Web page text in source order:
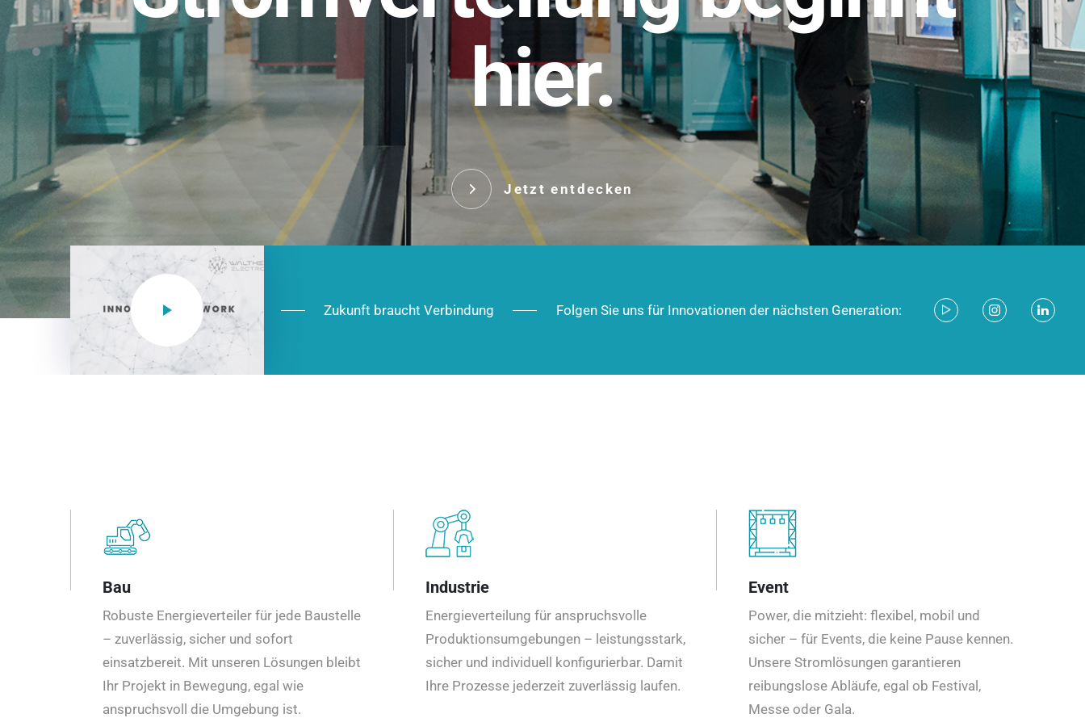
hier.
Jetzt entdecken
NEO CEE: Energieverteilung mit System. Robust im Alltag,
effizient in der Installation, zukunftsfähig im Ausbau.
Das innovative Stecksystem für industrielle Anwendungen –
robust, IP-geschützt und zukunftsfähig.
Jetzt entdecken
Zukunft braucht Verbindung Folgen Sie uns für Innovationen der nächsten Generation:
Bau
Robuste Energieverteiler für jede Baustelle
– zuverlässig, sicher und sofort
einsatzbereit. Mit unseren Lösungen bleibt
Ihr Projekt in Bewegung, egal wie
anspruchsvoll die Umgebung ist.
Industrie
Energieverteilung für anspruchsvolle
Produktionsumgebungen – leistungsstark,
sicher und individuell konfigurierbar. Damit
Ihre Prozesse jederzeit zuverlässig laufen.
Event
Power, die mitzieht: flexibel, mobil und
sicher – für Events, die keine Pause kennen.
Unsere Stromlösungen garantieren
reibungslose Abläufe, egal ob Festival,
Messe oder Gala.